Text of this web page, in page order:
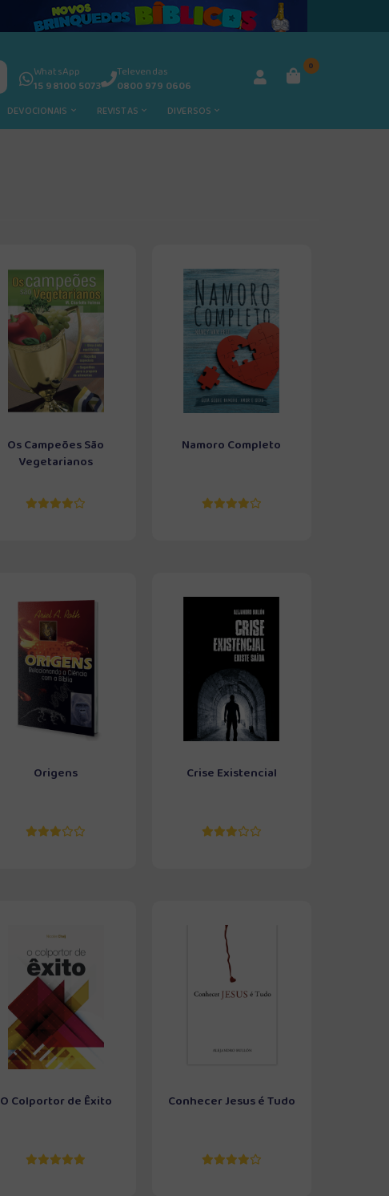
WhatsApp
15 98100 5073
Televendas
0800 979 0606
0
DEVOCIONAIS REVISTAS DIVERSOS
Os Campeões São
Vegetarianos
Namoro Completo
Origens Crise Existencial
O Colportor de Êxito Conhecer Jesus é Tudo